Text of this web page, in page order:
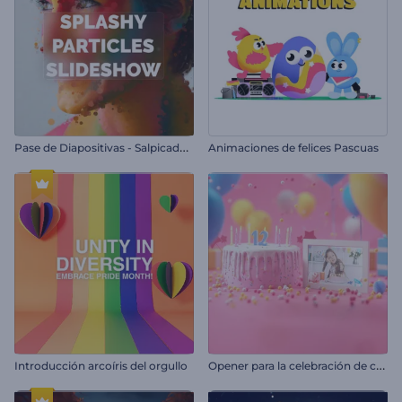
P
ase de Diapositivas - Salpicadura de Partículas Animaciones de felices Pascuas
Introducción arcoíris del orgullo O
pener para la celebración de cumpleaños